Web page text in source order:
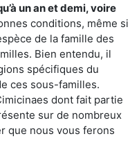
un an et demi, voire
conditions, même si
de la famille des
Bien entendu, il
spécifiques du
ces sous-familles.
dont fait partie
sur de nombreux
que nous vous ferons